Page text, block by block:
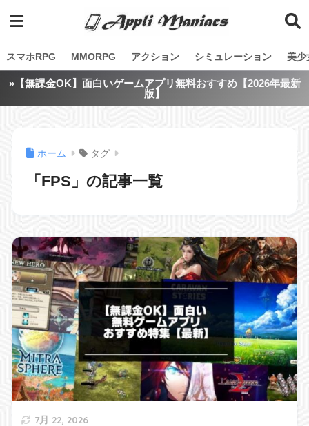
スマホRPG MMORPG アクション シミュレーション 美少
»【無課金OK】面白いゲームアプリ無料おすすめ【2026年最新
版】
ホーム タグ
「FPS」の記事一覧
7月 22, 2026